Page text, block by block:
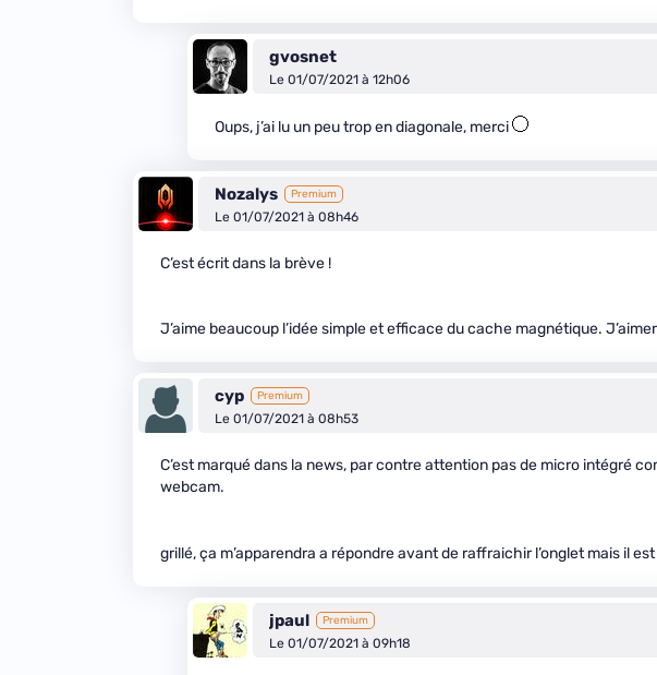
gvosnet
Le 01/07/2021 à 12h06
Oups, j’ai lu un peu trop en diagonale, merci
Nozalys Premium
Le 01/07/2021 à 08h46
C’est écrit dans la brève !
J’aime beaucoup l’idée simple et efficace du cache magnétique.
cyp Premium
Le 01/07/2021 à 08h53
C’est marqué dans la news, par contre attention pas de micro intégré
webcam.
grillé, ça m’apparendra a répondre avant de raffraichir l’onglet mais il
jpaul Premium
Le 01/07/2021 à 09h18